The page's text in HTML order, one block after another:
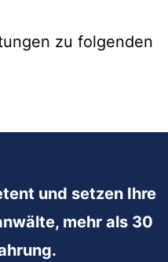
zu folgenden
und setzen Ihre
mehr als 30